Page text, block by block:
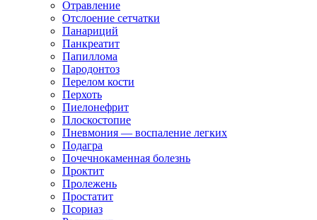
Отравление
Отслоение сетчатки
Панариций
Панкреатит
Папиллома
Пародонтоз
Перелом кости
Перхоть
Пиелонефрит
Плоскостопие
Пневмония — воспаление легких
Подагра
Почечнокаменная болезнь
Проктит
Пролежень
Простатит
Псориаз